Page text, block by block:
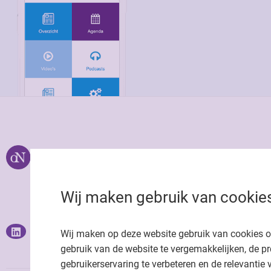
Wij maken gebruik van
Wij maken op deze website gebruik van cookies
gebruik van de website te vergemakkelijken, de
gebruikerservaring te verbeteren en de relevantie
Privacy statement
Cookie
Richtlijnen